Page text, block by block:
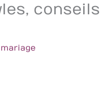
conseils